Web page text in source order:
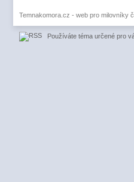
Temnakomora.cz - web pro milovníky
Používáte téma určené pro